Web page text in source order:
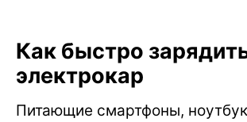
Как быстро
электрокар
Питающие смартфоны,